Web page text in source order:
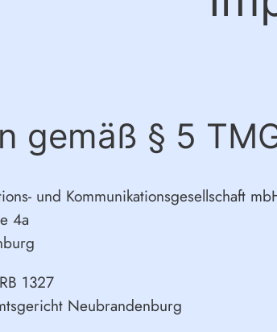
gemäß § 5
und Kommunikationsgesellschaft
4a
1327
Neubrandenburg